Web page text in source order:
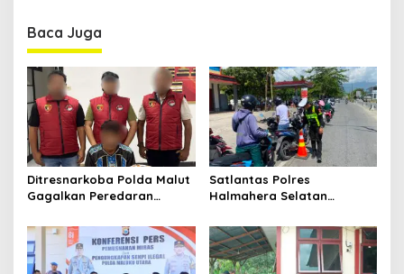
n
a
v
i
g
a
t
i
o
n
Baca Juga
Ditresnarkoba Polda Malut
Gagalkan Peredaran
Halmahera Tengah
Satlantas Polres
Halmahera Selatan
Arus Lalu Lintas dan
Edukasi Keselamatan di
Kawasan SPBU Bacan